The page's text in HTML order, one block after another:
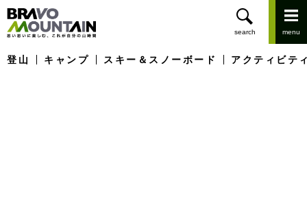
登山 キャンプ スキー＆スノーボード アクティビテ